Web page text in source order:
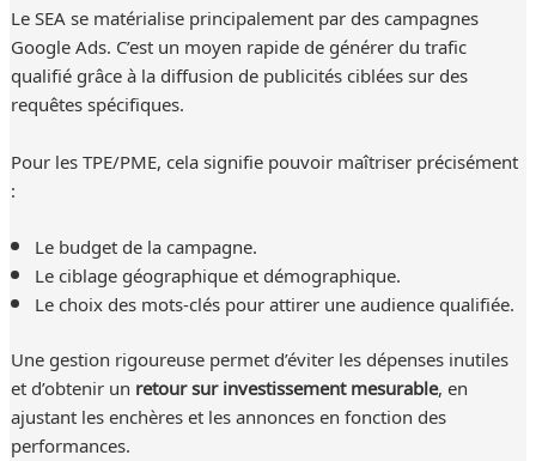
Le SEA se matérialise principalement par des campagnes
Google Ads. C’est un moyen rapide de générer du trafic
qualifié grâce à la diffusion de publicités ciblées sur des
requêtes spécifiques.
Pour les TPE/PME, cela signifie pouvoir maîtriser précisément
:
Le budget de la campagne.
Le ciblage géographique et démographique.
Le choix des mots-clés pour attirer une audience qualifiée.
Une gestion rigoureuse permet d’éviter les dépenses inutiles
et d’obtenir un retour sur investissement mesurable, en
ajustant les enchères et les annonces en fonction des
performances.